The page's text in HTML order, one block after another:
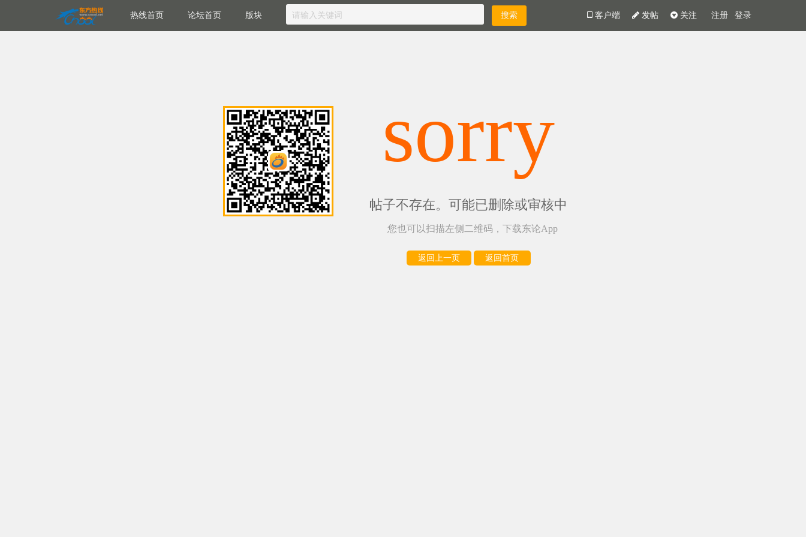
热线首页 论坛首页 版块 注册 登录
关注
发帖
客户端
sorry
帖子不存在。可能已删除或审核中
您也可以扫描左侧二维码，下载东论App
返回上一页 返回首页